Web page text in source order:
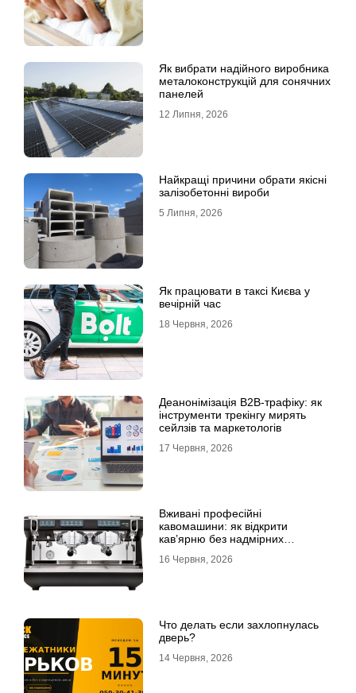
Як вибрати надійного виробника
металоконструкцій для сонячних
панелей
12 Липня, 2026
Найкращі причини обрати якісні
залізобетонні вироби
5 Липня, 2026
Як працювати в таксі Києва у
вечірній час
18 Червня, 2026
Деанонімізація B2B-трафіку: як
інструменти трекінгу мирять
сейлзів та маркетологів
17 Червня, 2026
Вживані професійні
кавомашини: як відкрити
кав’ярню без надмірних
16 Червня, 2026
Что делать если захлопнулась
дверь?
14 Червня, 2026